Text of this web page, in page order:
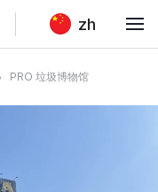
zh
PRO 垃圾博物馆